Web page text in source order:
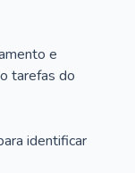
e
tarefas do
identificar